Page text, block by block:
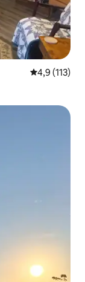
4,9 de uma
4,9 (113)